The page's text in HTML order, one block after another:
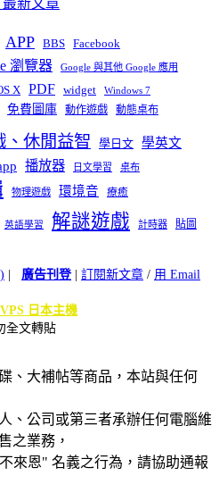
APP BBS Facebook
瀏覽器 Google 與其他 Google 應用
X PDF widget Windows 7
免費圖庫 動作遊戲 動態桌布
、休閒益智 學日文 學英文
播放器 日文學習 桌布
物理遊戲 環境音 療癒
英語學習 解謎遊戲 計時器
貼圖
廣告刊登| 訂閱新文章 / 用 Email
日本主機
全文轉貼
、大補帖等商品，本站與任何
、公司或第三者承辦任何電腦維
之業務，
來恩" 名義之行為，請協助通報